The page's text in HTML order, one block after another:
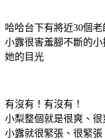
哈哈台下有將近30個老
小露很害羞腳不斷的
她的目光
有沒有！有沒有！
小梨整個就是很爽、很
小露就很緊張、很緊